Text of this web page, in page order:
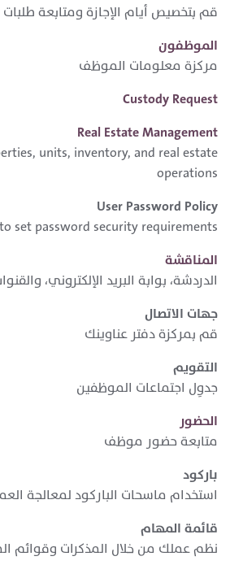
قم بتخصيص أيام الإجازة ومتابعة طلبات
الموظفون
مركزة معلومات الموظف
Custody Request
Real Estate Management
units, inventory, and real estate
operations
User Password Policy
set password security requirements.
المناقشة
الدردشة، بوابة البريد الإلكتروني،
جهات الاتصال
قم بمركزة دفتر عناوينك
التقويم
جدوِل اجتماعات الموظفين
الحضور
متابعة حضور موظف
باركود
استخدام ماسحات الباركود لمعالجة
قائمة المهام
نظم عملك من خلال المذكرات وقوائم